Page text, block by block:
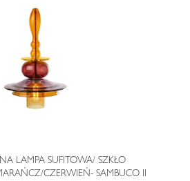
LAMPA SUFITOWA/ SZKŁO
CZERWIEŃ- SAMBUCO II